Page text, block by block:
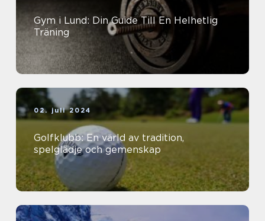
Gym i Lund: Din Guide Till En Helhetlig
Träning
02. juli 2024
Golfklubb: En värld av tradition,
spelglädje och gemenskap